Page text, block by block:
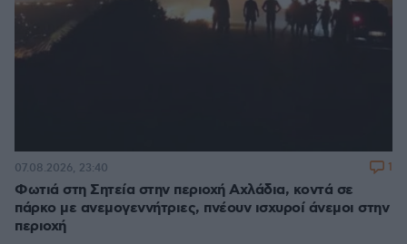
Φωτιά στη Σητεία στην περιοχή Αχλάδια, κοντά σε
πάρκο με ανεμογεννήτριες, πνέουν ισχυροί άνεμοι στην
περιοχή
07.08.2026, 23:40 1